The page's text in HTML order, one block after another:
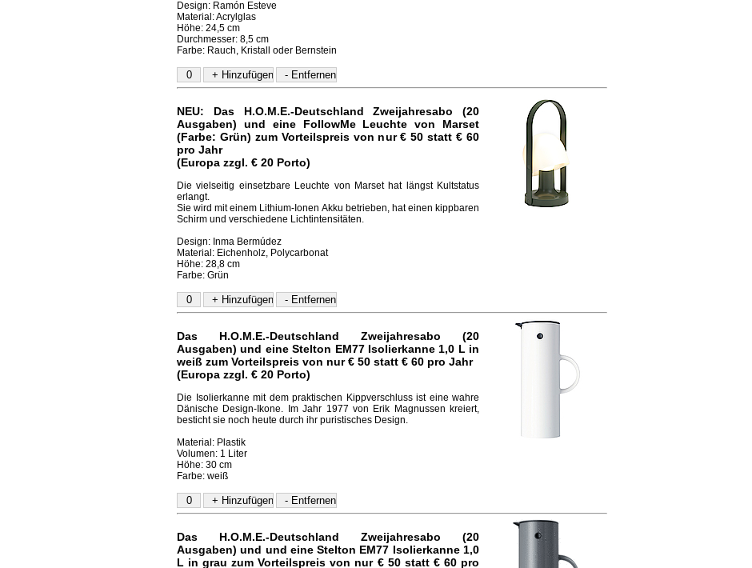
Design: Ramón Esteve
Material: Acrylglas
Höhe: 24,5 cm
Durchmesser: 8,5 cm
Farbe: Rauch, Kristall oder Bernstein
NEU: Das H.O.M.E.-Deutschland Zweijahresabo (20
Ausgaben) und eine FollowMe Leuchte von Marset
(Farbe: Grün) zum Vorteilspreis von nur € 50 statt € 60
pro Jahr
(Europa zzgl. € 20 Porto)
Die vielseitig einsetzbare Leuchte von Marset hat längst Kultstatus
erlangt.
Sie wird mit einem Lithium-Ionen Akku betrieben, hat einen kippbaren
Schirm und verschiedene Lichtintensitäten.
Design: Inma Bermúdez
Material: Eichenholz, Polycarbonat
Höhe: 28,8 cm
Farbe: Grün
Das H.O.M.E.-Deutschland Zweijahresabo (20
Ausgaben) und eine Stelton EM77 Isolierkanne 1,0 L in
weiß zum Vorteilspreis von nur € 50 statt € 60 pro Jahr
(Europa zzgl. € 20 Porto)
Die Isolierkanne mit dem praktischen Kippverschluss ist eine wahre
Dänische Design-Ikone. Im Jahr 1977 von Erik Magnussen kreiert,
besticht sie noch heute durch ihr puristisches Design.
Material: Plastik
Volumen: 1 Liter
Höhe: 30 cm
Farbe: weiß
Das H.O.M.E.-Deutschland Zweijahresabo (20
Ausgaben) und und eine Stelton EM77 Isolierkanne 1,0
L in grauzum Vorteilspreis von nur € 50 statt € 60 pro